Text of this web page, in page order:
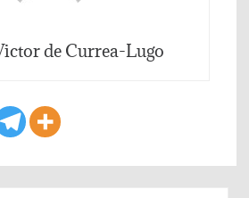
de Currea-Lugo